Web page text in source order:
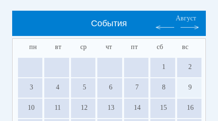
События
Август
пн вт ср чт пт сб вс
1 2
3 4 5 6 7 8 9
10 11 12 13 14 15 16